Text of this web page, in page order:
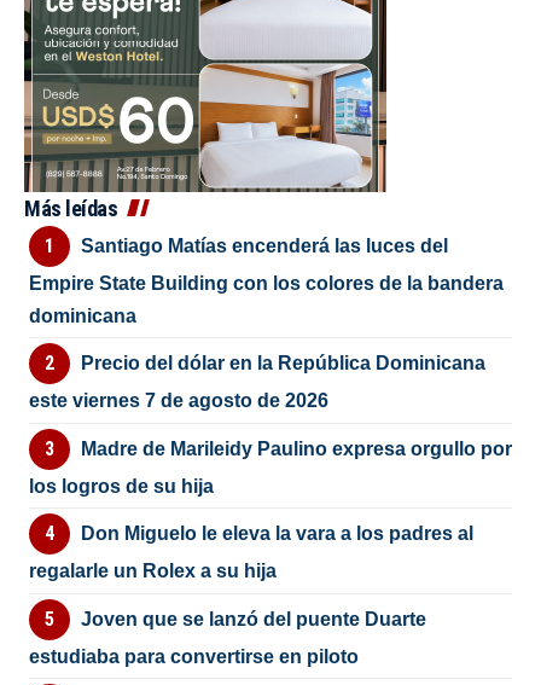
Más leídas
Santiago Matías encenderá las luces del
Empire State Building con los colores de la bandera
dominicana
Precio del dólar en la República Dominicana
este viernes 7 de agosto de 2026
Madre de Marileidy Paulino expresa orgullo por
los logros de su hija
Don Miguelo le eleva la vara a los padres al
regalarle un Rolex a su hija
Joven que se lanzó del puente Duarte
estudiaba para convertirse en piloto